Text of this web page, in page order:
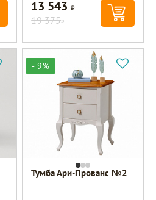
13 543Р
19 375Р
- 9%
Тумба Ари-Прованс №2